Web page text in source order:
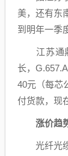
美，还有东
到明年一季
江苏通鼎
长，
40元（每芯
付货款，现
涨价趋
光纤光缆